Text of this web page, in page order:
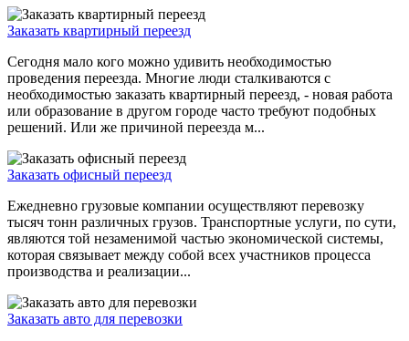
Заказать квартирный переезд
Сегодня мало кого можно удивить необходимостью
проведения переезда. Многие люди сталкиваются с
необходимостью заказать квартирный переезд, - новая работа
или образование в другом городе часто требуют подобных
решений. Или же причиной переезда м...
Заказать офисный переезд
Ежедневно грузовые компании осуществляют перевозку
тысяч тонн различных грузов. Транспортные услуги, по сути,
являются той незаменимой частью экономической системы,
которая связывает между собой всех участников процесса
производства и реализации...
Заказать авто для перевозки